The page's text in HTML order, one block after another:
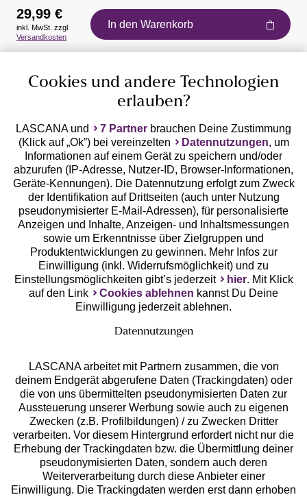
Auszeichnungen
Geprüfte Sicherheit
Unsere Apps
Services
Beratung
Über uns
29,99 €
inkl. MwSt. zzgl.
Versandkosten
In den Warenkorb
Cookies und andere Technologien
erlauben?
LASCANA und 7 Partner brauchen Deine Zustimmung
(Klick auf „Ok”) bei vereinzelten
Datennutzungen, um
Informationen auf einem Gerät zu speichern und/oder
abzurufen (IP-Adresse, Nutzer-ID, Browser-Informationen,
Geräte-Kennungen). Die Datennutzung erfolgt zum Zweck
der Identifikation auf Drittseiten (auch unter Nutzung
pseudonymisierter E-Mail-Adressen), für personalisierte
Anzeigen und Inhalte, Anzeigen- und Inhaltsmessungen
sowie um Erkenntnisse über Zielgruppen und
Produktentwicklungen zu gewinnen. Mehr Infos zur
Einwilligung (inkl. Widerrufsmöglichkeit) und zu
Einstellungsmöglichkeiten gibt’s jederzeit
hier. Mit Klick
auf den Link
Cookies ablehnen kannst Du Deine
Einwilligung jederzeit ablehnen.
Datennutzungen
LASCANA arbeitet mit Partnern zusammen, die von
deinem Endgerät abgerufene Daten (Trackingdaten) oder
die von uns übermittelten pseudonymisierten Daten zur
Aussteuerung unserer Werbung sowie auch zu eigenen
Zwecken (z.B. Profilbildungen) / zu Zwecken Dritter
verarbeiten. Vor diesem Hintergrund erfordert nicht nur die
Erhebung der Trackingdaten bzw. die Übermittlung deiner
pseudonymisierten Daten, sondern auch deren
Weiterverarbeitung durch diese Anbieter einer
Einwilligung. Die Trackingdaten werden erst dann erhoben